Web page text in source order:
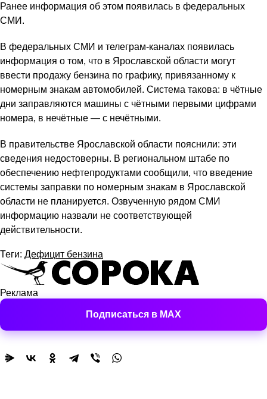
Ранее информация об этом появилась в федеральных
СМИ.
В федеральных СМИ и телеграм-каналах появилась
информация о том, что в Ярославской области могут
ввести продажу бензина по графику, привязанному к
номерным знакам автомобилей. Система такова: в чётные
дни заправляются машины с чётными первыми цифрами
номера, в нечётные — с нечётными.
В правительстве Ярославской области пояснили: эти
сведения недостоверны. В региональном штабе по
обеспечению нефтепродуктами сообщили, что введение
системы заправки по номерным знакам в Ярославской
области не планируется. Озвученную рядом СМИ
информацию назвали не соответствующей
действительности.
Теги: Дефицит бензина
Реклама
Подписаться в MAX